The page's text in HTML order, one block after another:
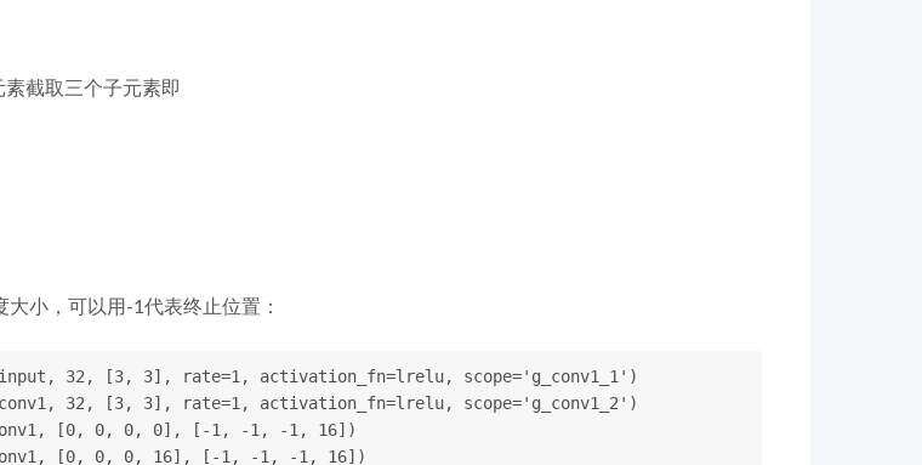
截取三个子元素即
小，可以用-1代表终止位置：
32, [3, 3], rate=1, activation_fn=lrelu, scope='g_conv1_1')
32, [3, 3], rate=1, activation_fn=lrelu, scope='g_conv1_2')
[0, 0, 0, 0], [-1, -1, -1, 16])
[0, 0, 0, 16], [-1, -1, -1, 16])